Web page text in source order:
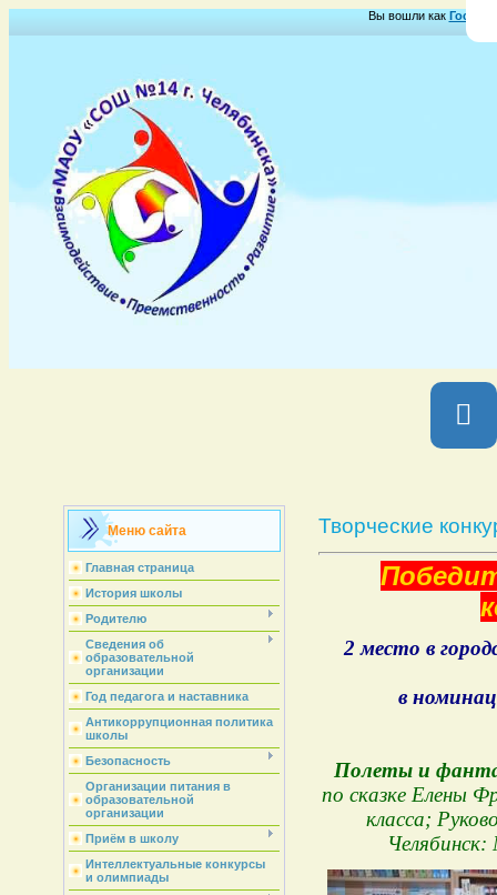
Вы вошли как Гость
Меню сайта
Главная страница
История школы
Родителю
Сведения об
образовательной
организации
Год педагога и наставника
Антикоррупционная политика
школы
Безопасность
Организации питания в
образовательной
организации
Приём в школу
Интеллектуальные конкурсы
и олимпиады
Творческие
2 место в
в
Полеты и
по сказке Елены
класса;